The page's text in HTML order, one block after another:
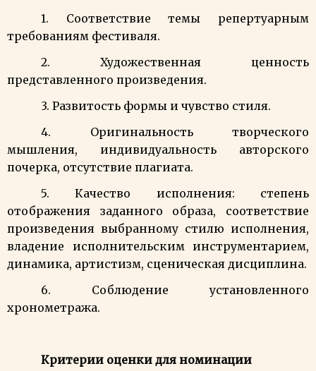
1. Соответствие темы репертуарным
требованиям фестиваля.
2. Художественная ценность
представленного произведения.
3. Развитость формы и чувство стиля.
4. Оригинальность творческого
мышления, индивидуальность авторского
почерка, отсутствие плагиата.
5. Качество исполнения: степень
отображения заданного образа, соответствие
произведения выбранному стилю исполнения,
владение исполнительским инструментарием,
динамика, артистизм, сценическая дисциплина.
6. Соблюдение установленного
хронометража.
Критерии оценки для номинации